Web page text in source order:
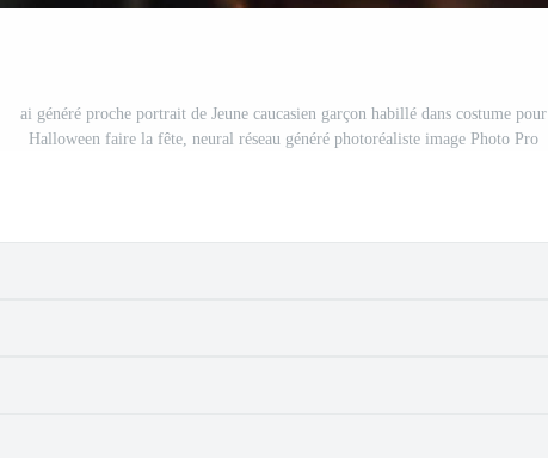
ai généré proche portrait de Jeune caucasien garçon habillé dans costume pour
Halloween faire la fête, neural réseau généré photoréaliste image Photo Pro